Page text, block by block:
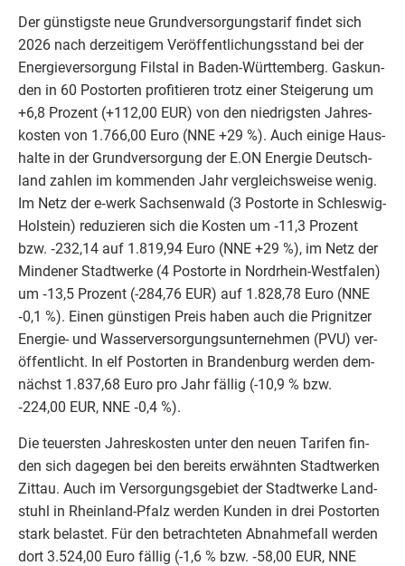
Der güns­tigs­te neue Grund­ver­sor­gungs­ta­rif fin­det sich
2026 nach der­zei­ti­gem Ver­öf­fent­li­chungs­stand bei der
Ener­gie­ver­sor­gung Fils­tal in Baden-Würt­tem­berg. Gas­kun­
den in 60 Postor­ten pro­fi­tie­ren trotz einer Stei­ge­rung um
+6,8 Pro­zent (+112,00 EUR) von den nied­rigs­ten Jah­res­
kos­ten von 1 .766,00 Euro (NNE +29 %). Auch eini­ge Haus­
hal­te in der Grund­ver­sor­gung der E.ON Ener­gie Deutsch­
land zah­len im kom­men­den Jahr ver­gleichs­wei­se wenig.
Im Netz der e‑werk Sach­sen­wald (3 Postor­te in Schles­wig-
Hol­stein) redu­zie­ren sich die Kos­ten um ‑11 ,3 Pro­zent
bzw. ‑232,14 auf 1 .819,94 Euro (NNE +29 %), im Netz der
Min­de­ner Stadt­wer­ke (4 Postor­te in Nord­rhein-West­fa­len)
um ‑13,5 Pro­zent (-284,76 EUR) auf 1 .828,78 Euro (NNE
‑0,1 %). Einen güns­ti­gen Preis haben auch die Pri­g­nit­zer
Ener­gie- und Was­ser­ver­sor­gungs­un­ter­neh­men (PVU) ver­
öf­fent­licht. In elf Postor­ten in Bran­den­burg wer­den dem­
nächst 1 .837,68 Euro pro Jahr fäl­lig (-10,9 % bzw.
‑224,00 EUR, NNE ‑0,4 %).
Die teu­ers­ten Jah­res­kos­ten unter den neu­en Tari­fen fin­
den sich dage­gen bei den bereits erwähn­ten Stadt­wer­ken
Zit­tau. Auch im Ver­sor­gungs­ge­biet der Stadt­wer­ke Land­
stuhl in Rhein­land-Pfalz wer­den Kun­den in drei Postor­ten
stark belas­tet. Für den betrach­te­ten Abnah­me­fall wer­den
dort 3.524,00 Euro fäl­lig (-1 ,6 % bzw. ‑58,00 EUR, NNE